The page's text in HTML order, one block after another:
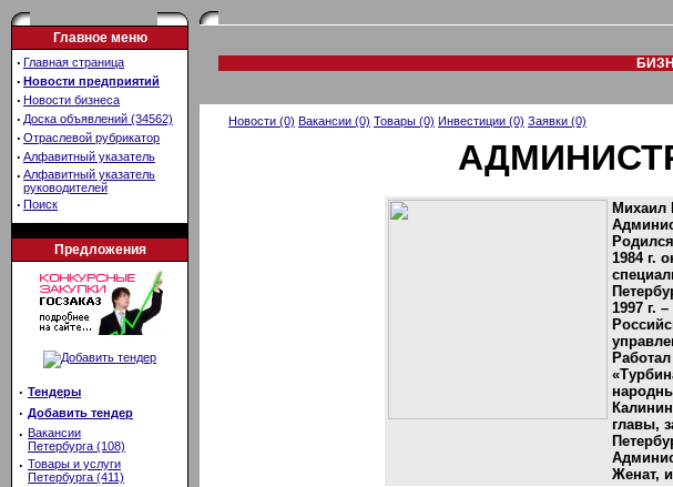
Главное меню
· Главная страница
· Новости предприятий
· Новости бизнеса
· Доска объявлений (34562)
· Отраслевой рубрикатор
· Алфавитный указатель
· Алфавитный указатель
руководителей
· Поиск
Предложения
· Тендеры
· Добавить тендер
· Вакансии
Петербурга (108)
· Товары и услуги
Петербурга (411)
Новости (0) Вакансии (0) Товары (0) Инвестиции (0) Заявки (0)
Михаил
1984 г.
1997 г.
главы,
Женат,